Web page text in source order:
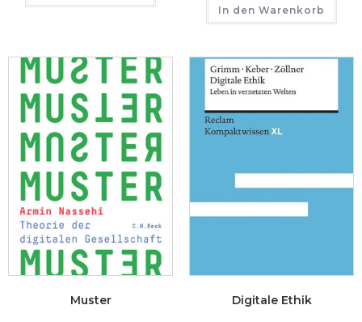
In den Warenkorb
Muster Digitale Ethik